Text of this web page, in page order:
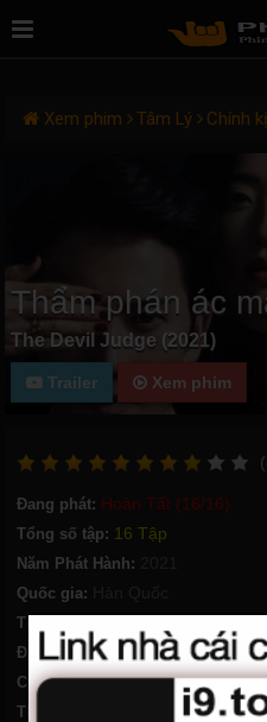
Xem phim Tâm Lý Chính
Thẩm phán ác
The Devil Judge (2021)
Trailer Xem phim
(
Đang phát: Hoàn Tất (16/16)
Tổng số tập: 16 Tập
Năm Phát Hành:
Quốc gia:
Thể loại: Tâm Lý,Chính kịch,Bí
Đạo diễn:
Chất lượng: FHD-Vietsub + Thuyết
Thời lượng: 1g 21phút/tập